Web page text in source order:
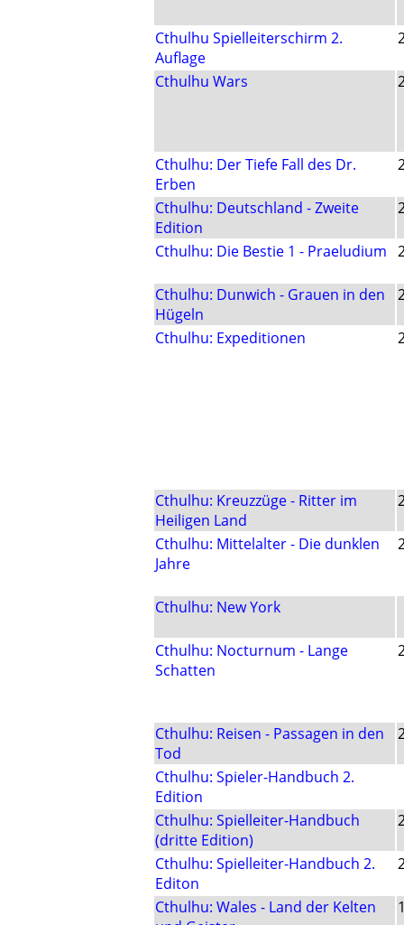
Cthulhu Spielleiterschirm 2.
Auflage
Cthulhu Wars
Cthulhu: Der Tiefe Fall des Dr.
Erben
Cthulhu: Deutschland - Zweite
Edition
Cthulhu: Die Bestie 1 - Praeludium
Cthulhu: Dunwich - Grauen in den
Hügeln
Cthulhu: Expeditionen
Cthulhu: Kreuzzüge - Ritter im
Heiligen Land
Cthulhu: Mittelalter - Die dunklen
Jahre
Cthulhu: New York
Cthulhu: Nocturnum - Lange
Schatten
Cthulhu: Reisen - Passagen in den
Tod
Cthulhu: Spieler-Handbuch 2.
Edition
Cthulhu: Spielleiter-Handbuch
(dritte Edition)
Cthulhu: Spielleiter-Handbuch 2.
Editon
Cthulhu: Wales - Land der Kelten